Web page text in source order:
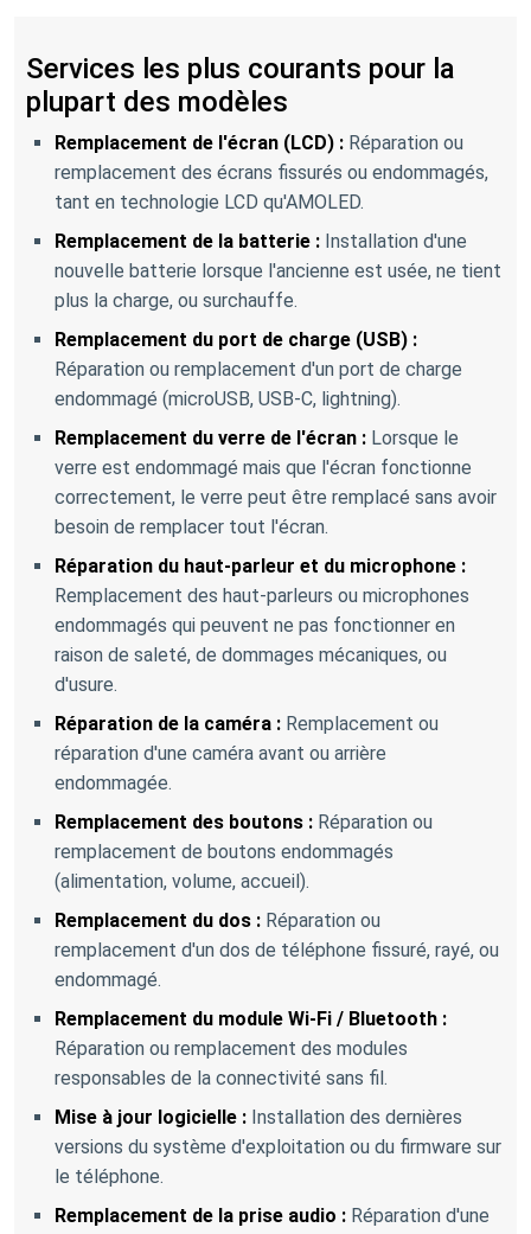
Services les plus courants pour la
plupart des modèles
Remplacement de l'écran (LCD) : Réparation ou
remplacement des écrans fissurés ou endommagés,
tant en technologie LCD qu'AMOLED.
Remplacement de la batterie : Installation d'une
nouvelle batterie lorsque l'ancienne est usée, ne tient
plus la charge, ou surchauffe.
Remplacement du port de charge (USB) :
Réparation ou remplacement d'un port de charge
endommagé (microUSB, USB-C, lightning).
Remplacement du verre de l'écran : Lorsque le
verre est endommagé mais que l'écran fonctionne
correctement, le verre peut être remplacé sans avoir
besoin de remplacer tout l'écran.
Réparation du haut-parleur et du microphone :
Remplacement des haut-parleurs ou microphones
endommagés qui peuvent ne pas fonctionner en
raison de saleté, de dommages mécaniques, ou
d'usure.
Réparation de la caméra : Remplacement ou
réparation d'une caméra avant ou arrière
endommagée.
Remplacement des boutons : Réparation ou
remplacement de boutons endommagés
(alimentation, volume, accueil).
Remplacement du dos : Réparation ou
remplacement d'un dos de téléphone fissuré, rayé, ou
endommagé.
Remplacement du module Wi-Fi / Bluetooth :
Réparation ou remplacement des modules
responsables de la connectivité sans fil.
Mise à jour logicielle : Installation des dernières
versions du système d'exploitation ou du firmware sur
le téléphone.
Remplacement de la prise audio : Réparation d'une